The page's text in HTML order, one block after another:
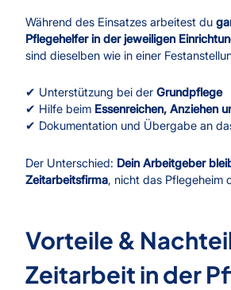
Während des Einsatzes arbeitest du
Pflegehelfer in der jeweiligen
sind dieselben wie in einer
✔ Unterstützung bei derGrundpflege
✔ Hilfe beim Essenreichen, Anziehen
✔ Dokumentation und Übergabe an
Der Unterschied: Dein Arbeitgeber
Zeitarbeitsfirma, nicht das Pflegeheim
Vorteile &
Zeitarbeit in der